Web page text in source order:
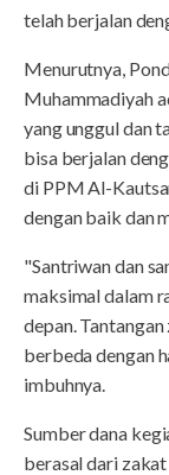
telah berjalan
Menurutnya,
Muhammadiyah
yang unggul dan
bisa berjalan
di PPM Al-
dengan baik dan
"Santriwan dan
maksimal dalam
depan.
berbeda dengan
imbuhnya.
Sumber dana
berasal dari